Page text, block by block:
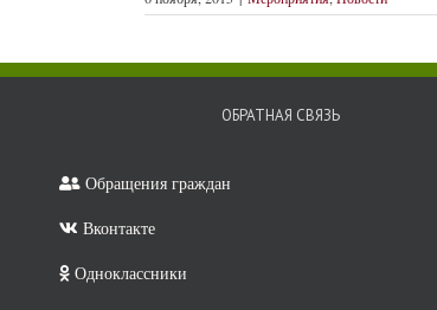
ОБРАТНАЯ СВЯЗЬ
Обращения граждан
Вконтакте
Одноклассники